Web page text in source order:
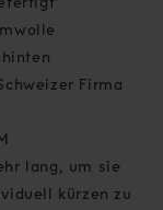
Firma
lang, um sie
kürzen zu